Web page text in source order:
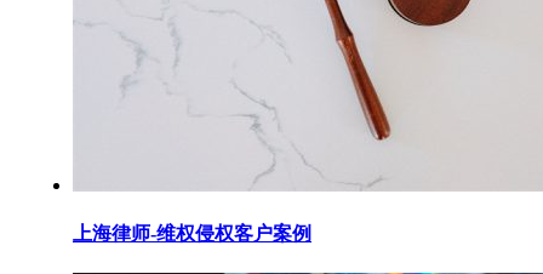
上海律师-维权侵权客户案例